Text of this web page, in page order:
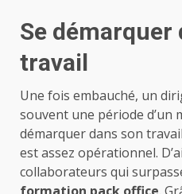
Se démarquer
travail
Une fois embauché, un
souvent une période d’un
démarquer dans son
est assez opérationnel.
collaborateurs qui